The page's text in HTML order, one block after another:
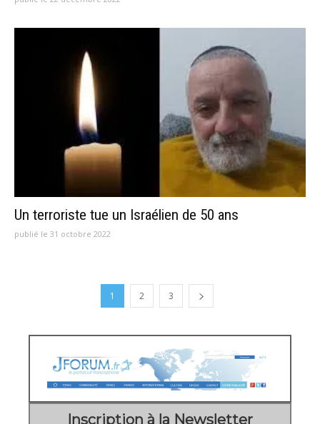
Un terroriste tue un Israélien de 50 ans
publié le 31 octobre 2022
1 2 3
Inscription à la Newsletter